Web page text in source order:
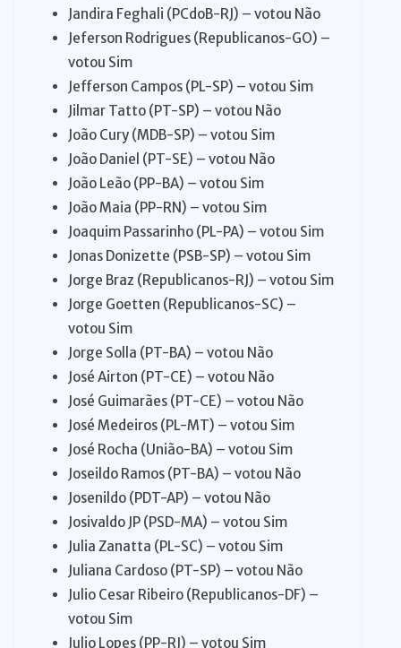
Jandira Feghali (PCdoB-RJ) – votou Não
Jeferson Rodrigues (Republicanos-GO) –
votou Sim
Jefferson Campos (PL-SP) – votou Sim
Jilmar Tatto (PT-SP) – votou Não
João Cury (MDB-SP) – votou Sim
João Daniel (PT-SE) – votou Não
João Leão (PP-BA) – votou Sim
João Maia (PP-RN) – votou Sim
Joaquim Passarinho (PL-PA) – votou Sim
Jonas Donizette (PSB-SP) – votou Sim
Jorge Braz (Republicanos-RJ) – votou Sim
Jorge Goetten (Republicanos-SC) –
votou Sim
Jorge Solla (PT-BA) – votou Não
José Airton (PT-CE) – votou Não
José Guimarães (PT-CE) – votou Não
José Medeiros (PL-MT) – votou Sim
José Rocha (União-BA) – votou Sim
Joseildo Ramos (PT-BA) – votou Não
Josenildo (PDT-AP) – votou Não
Josivaldo JP (PSD-MA) – votou Sim
Julia Zanatta (PL-SC) – votou Sim
Juliana Cardoso (PT-SP) – votou Não
Julio Cesar Ribeiro (Republicanos-DF) –
votou Sim
Julio Lopes (PP-RJ) – votou Sim